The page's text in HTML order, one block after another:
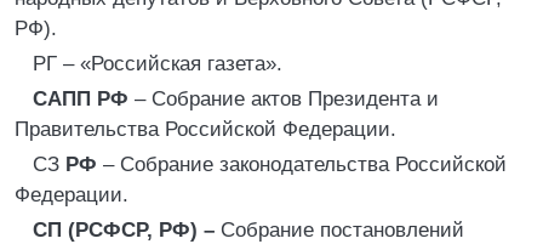
РФ).
РГ – «Российская газета».
САПП РФ – Собрание актов Президента и
Правительства Российской Федерации.
СЗ РФ – Собрание законодательства Российской
Федерации.
СП (РСФСР, РФ) – Собрание постановлений